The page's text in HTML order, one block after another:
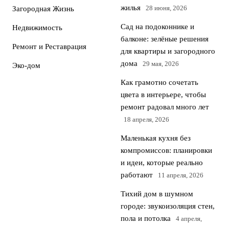
Загородная Жизнь
Недвижимость
Ремонт и Реставрация
Эко-дом
жилья
28 июня, 2026
Сад на подоконнике и
балконе: зелёные решения
для квартиры и загородного
дома
29 мая, 2026
Как грамотно сочетать
цвета в интерьере, чтобы
ремонт радовал много лет
18 апреля, 2026
Маленькая кухня без
компромиссов: планировки
и идеи, которые реально
работают
11 апреля, 2026
Тихий дом в шумном
городе: звукоизоляция стен,
пола и потолка
4 апреля,